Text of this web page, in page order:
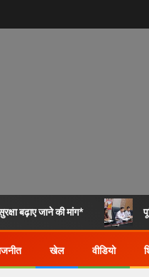
बढ़ाए जाने की मांग*
खेल वीडियो